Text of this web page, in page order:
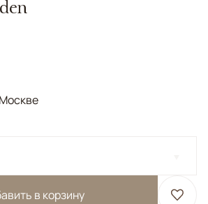
в корзину